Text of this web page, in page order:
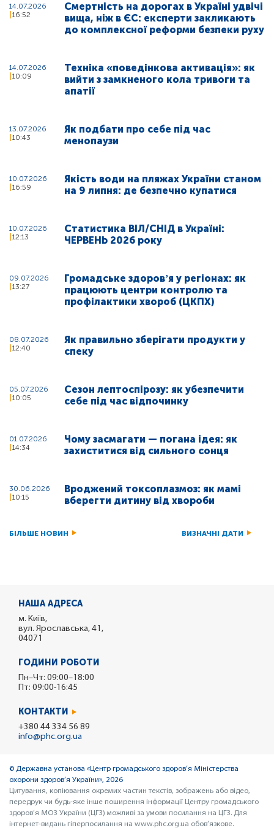
14.07.2026
16:52
Смертність на дорогах в Україні удвічі
вища, ніж в ЄС: експерти закликають
до комплексної реформи безпеки руху
14.07.2026
10:09
Техніка «поведінкова активація»: як
вийти з замкненого кола тривоги та
апатії
13.07.2026
10:43
Як подбати про себе під час
менопаузи
10.07.2026
16:59
Якість води на пляжах України станом
на 9 липня: де безпечно купатися
10.07.2026
12:13
Статистика ВІЛ/СНІД в Україні:
ЧЕРВЕНЬ 2026 року
09.07.2026
13:27
Громадське здоровʼя у регіонах: як
працюють центри контролю та
профілактики хвороб (ЦКПХ)
08.07.2026
12:40
Як правильно зберігати продукти у
спеку
05.07.2026
10:05
Сезон лептоспірозу: як убезпечити
себе під час відпочинку
01.07.2026
14:34
Чому засмагати — погана ідея: як
захиститися від сильного сонця
30.06.2026
10:15
Вроджений токсоплазмоз: як мамі
вберегти дитину від хвороби
БІЛЬШЕ НОВИН ВИЗНАЧНІ ДАТИ
НАША АДРЕСА
м. Київ,
вул. Ярославська, 41,
04071
ГОДИНИ РОБОТИ
Пн–Чт: 09:00–18:00
Пт: 09:00-16:45
КОНТАКТИ
+380 44 334 56 89
info@phc.org.ua
© Державна установа «Центр громадського здоров’я Міністерства
охорони здоров’я України», 2026
Цитування, копіювання окремих частин текстів, зображень або відео,
передрук чи будь-яке інше поширення інформації Центру громадського
здоров’я МОЗ України (ЦГЗ) можливі за умови посилання на ЦГЗ. Для
інтернет-видань гіперпосилання на www.phc.org.ua обов’язкове.